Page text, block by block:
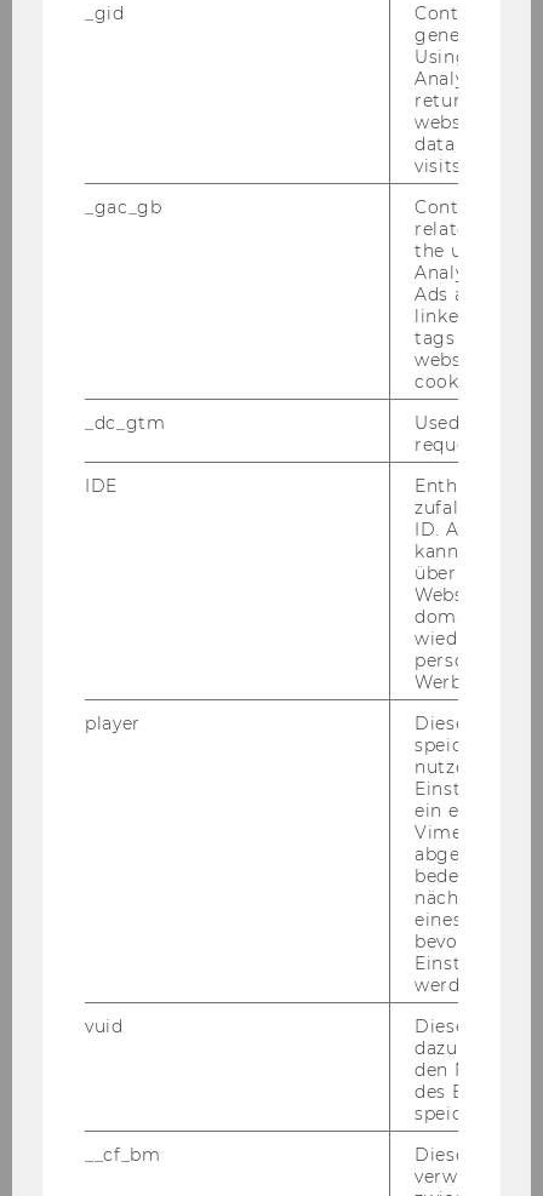
Koordination der Veranstaltungsaufbauten
Barrierefreie Veranstaltungen
_gid
Contains a
generated
Using this
Analytics can
returning
website and
data from
visits.
_gac_gb
Contains
related
the user. If
Analytics and
Ads accounts
linked, the
tags on the
website read
cookie.
_dc_gtm
Used to
request rate.
IDE
Enthält eine
ID. Anhand
kann Google
über
Websites
Werbung
player
Dieses Cookie
speichert
ein
Vimeo-Video
abgespielt
bedeutet,
nächsten
eines Vimeo-
bevorzugten
werden.
vuid
Dieser
dazu
den
des
speichern.
__cf_bm
Dieses
verwendet,